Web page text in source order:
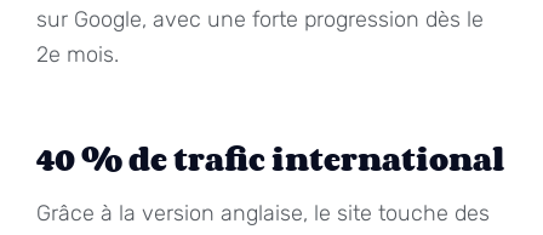
sur Google, avec une forte progression dès le
2e mois.
40 % de trafic international
Grâce à la version anglaise, le site touche des